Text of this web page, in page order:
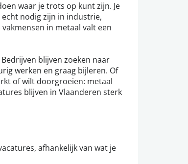
waar je trots op kunt zijn. Je
nodig zijn in industrie,
in metaal valt een
blijven zoeken naar
werken en graag bijleren. Of
of wilt doorgroeien: metaal
blijven in Vlaanderen sterk
afhankelijk van wat je